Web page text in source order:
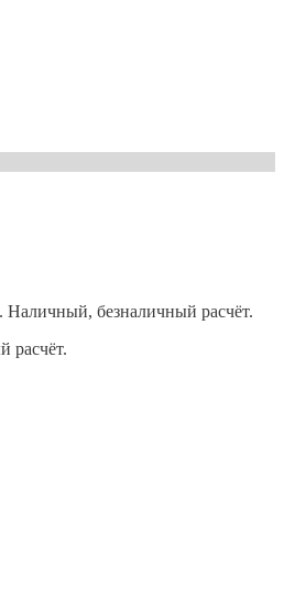
. Наличный, безналичный расчёт.
расчёт.